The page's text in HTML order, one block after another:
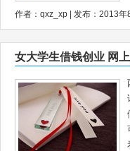
作者：qxz_xp | 发布：2013年
女大学生借钱创业 网